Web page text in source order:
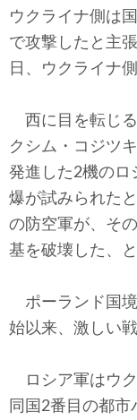
ウクライナ側は
で攻撃したと主
日、ウクライナ
西に目を転じる
クシム・コジツ
発進した2機のロ
爆が試みられた
の防空軍が、そ
基を破壊した、
ポーランド国境
始以来、激しい
ロシア軍はウク
同国2番目の都市